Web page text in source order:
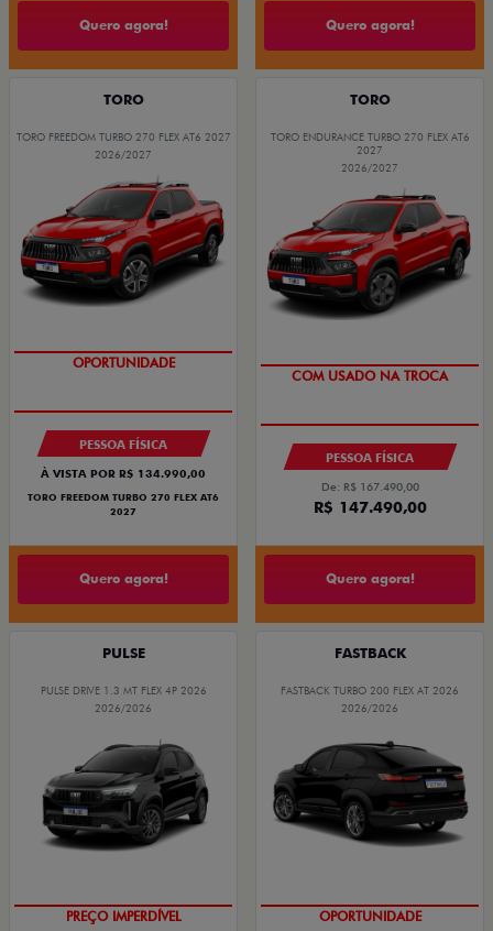
Quero agora! Quero agora!
TORO
TORO FREEDOM TURBO 270 FLEX AT6 2027
2026/2027
OPORTUNIDADE
PESSOA FÍSICA
À VISTA POR R$ 134.990,00
TORO FREEDOM TURBO 270 FLEX AT6
2027
Quero agora!
TORO
TORO ENDURANCE TURBO 270 FLEX AT6
2027
2026/2027
COM USADO NA TROCA
PESSOA FÍSICA
De: R$ 167.490,00
R$ 147.490,00
Quero agora!
PULSE
PULSE DRIVE 1.3 MT FLEX 4P 2026
2026/2026
PREÇO IMPERDÍVEL
FASTBACK
FASTBACK TURBO 200 FLEX AT 2026
2026/2026
OPORTUNIDADE